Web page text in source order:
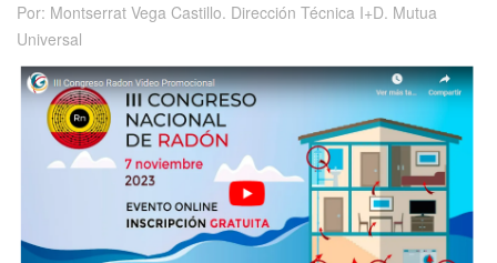
Por: Montserrat Vega Castillo. Dirección Técnica I+D. Mutua
Universal